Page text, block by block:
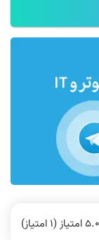
(1 امتیاز)